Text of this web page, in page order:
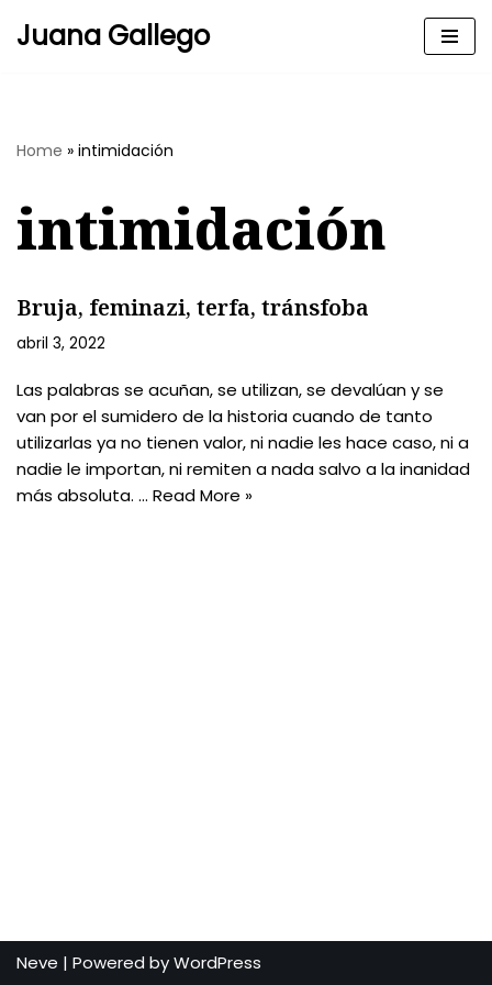
Juana Gallego
Home » intimidación
intimidación
Bruja, feminazi, terfa, tránsfoba
abril 3, 2022
Las palabras se acuñan, se utilizan, se devalúan y se
van por el sumidero de la historia cuando de tanto
utilizarlas ya no tienen valor, ni nadie les hace caso, ni a
nadie le importan, ni remiten a nada salvo a la inanidad
más absoluta. … Read More »
Neve | Powered byWordPress